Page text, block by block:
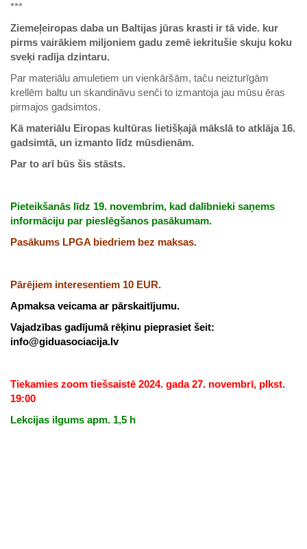
***
Ziemeļeiropas daba un Baltijas jūras krasti ir tā vide. kur
pirms vairākiem miljoniem gadu zemē iekritušie skuju koku
sveķi radīja dzintaru.
Par materiālu amuletiem un vienkāršām, taču neizturīgām
krellēm baltu un skandināvu senči to izmantoja jau mūsu ēras
pirmajos gadsimtos.
Kā materiālu Eiropas kultūras lietišķajā mākslā to atklāja 16.
gadsimtā, un izmanto līdz mūsdienām.
Par to arī būs šis stāsts.
Pieteikšanās līdz 19. novembrim, kad dalībnieki saņems
informāciju par pieslēgšanos pasākumam.
Pasākums LPGA biedriem bez maksas.
Pārējiem interesentiem 10 EUR.
Apmaksa veicama ar pārskaitījumu.
Vajadzības gadījumā rēķinu pieprasiet šeit:
info@giduasociacija.lv
Tiekamies zoom tiešsaistē 2024. gada 27. novembrī, plkst.
19:00
Lekcijas ilgums apm. 1,5 h